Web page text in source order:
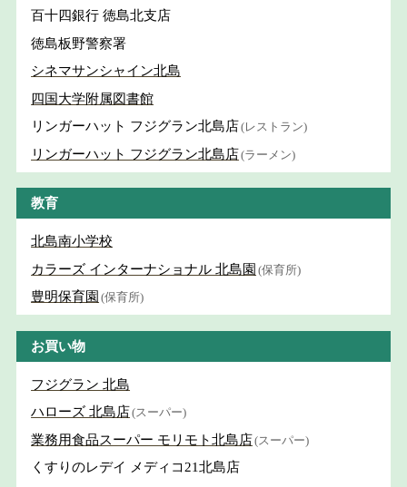
百十四銀行 徳島北支店
徳島板野警察署
シネマサンシャイン北島
四国大学附属図書館
リンガーハット フジグラン北島店(レストラン)
リンガーハット フジグラン北島店(ラーメン)
教育
北島南小学校
カラーズ インターナショナル 北島園 (保育所)
豊明保育園 (保育所)
お買い物
フジグラン 北島
ハローズ 北島店(スーパー)
業務用食品スーパー モリモト北島店(スーパー)
くすりのレデイ メディコ21北島店